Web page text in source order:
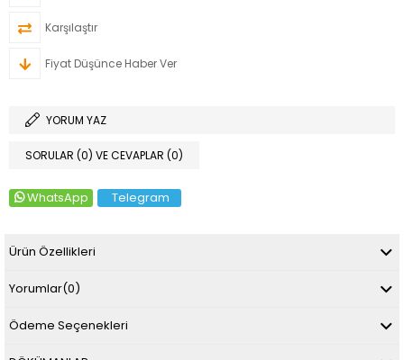
Karşılaştır
Fiyat Düşünce Haber Ver
YORUM YAZ
SORULAR (0) VE CEVAPLAR (0)
WhatsApp Telegram
Ürün Özellikleri
Yorumlar(0)
Ödeme Seçenekleri